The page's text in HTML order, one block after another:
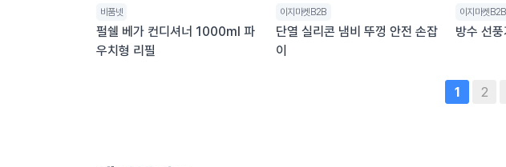
비품넷
펄쉘 베가 컨디셔너 1000ml 파
우치형 리필
이지마켓B2B
단열 실리콘 냄비 뚜껑 안전 손잡
이
이지마켓B2B
방수 선
1 2